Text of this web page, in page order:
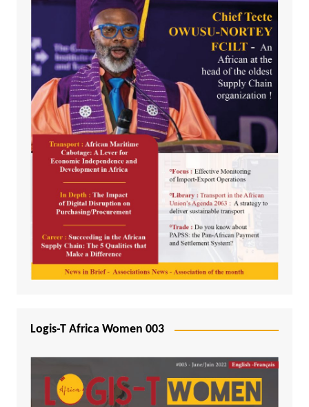
Logis-T Africa Women 003